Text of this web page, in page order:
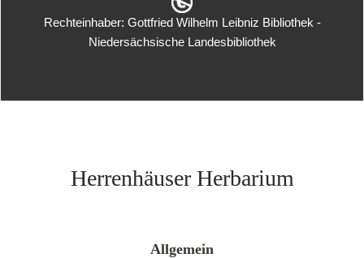
Rechteinhaber: Gottfried Wilhelm Leibniz Bibliothek -
Niedersächsische Landesbibliothek
Herrenhäuser Herbarium
Allgemein